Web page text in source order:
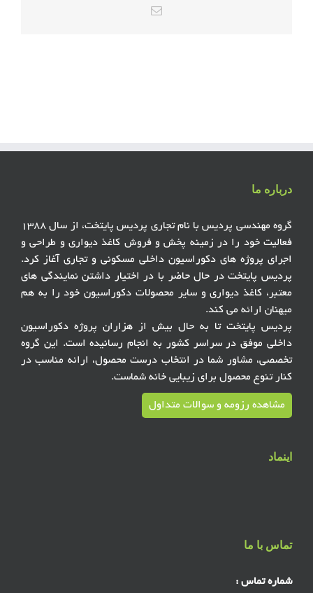
Email
درباره ما
گروه مهندسی پردیس با نام تجاری پردیس پایتخت، از سال ۱۳۸۸
فعالیت خود را در زمینه پخش و فروش کاغذ دیواری و طراحی و
اجرای پروژه های دکوراسیون داخلی مسکونی و تجاری آغاز کرد.
پردیس پایتخت در حال حاضر با در اختیار داشتن نمایندگی های
معتبر، کاغذ دیواری و سایر محصولات دکوراسیون خود را به هم
میهنان ارائه می کند.
پردیس پایتخت تا به حال بیش از هزاران پروژه دکوراسیون
داخلی موفق در سراسر کشور به انجام رسانیده است. این گروه
تخصصی، مشاور شما در انتخاب درست محصول، ارائه مناسب در
کنار تنوع محصول برای زیبایی خانه شماست.
مشاهده رزومه و سوالات متداول
اینماد
تماس با ما
شماره تماس :